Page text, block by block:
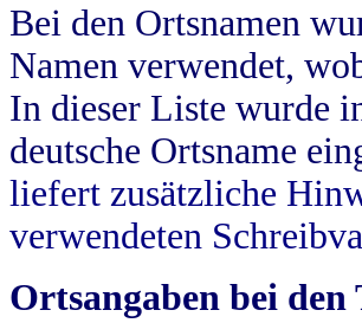
Bei den Ortsnamen
Namen verwendet,
In dieser Liste wurde
deutsche Ortsname
liefert zusätzliche
verwendeten
Ortsangaben bei den